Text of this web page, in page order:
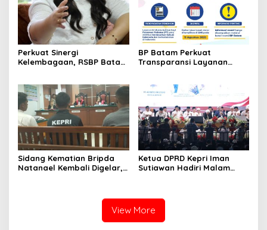
Perkuat Sinergi
Kelembagaan, RSBP Batam
Ketersediaan Obat Aman
BP Batam Perkuat
Transparansi Layanan
Melalui LMS
Sidang Kematian Bripda
Natanael Kembali Digelar,
Ketua DPRD Kepri Iman
Sutiawan Hadiri Malam
View More